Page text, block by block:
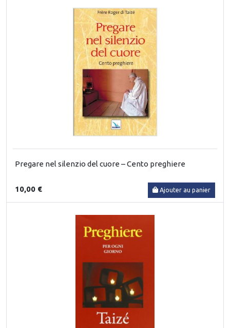
Pregare nel silenzio del cuore – Cento preghiere
10,00 € Ajouter au panier